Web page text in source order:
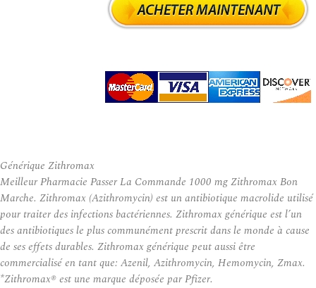
Générique Zithromax
Meilleur Pharmacie Passer La Commande 1000 mg Zithromax Bon
Marche. Zithromax (Azithromycin) est un antibiotique macrolide utilisé
pour traiter des infections bactériennes. Zithromax générique est l’un
des antibiotiques le plus communément prescrit dans le monde à cause
de ses effets durables. Zithromax générique peut aussi être
commercialisé en tant que: Azenil, Azithromycin, Hemomycin, Zmax.
*Zithromax® est une marque déposée par Pfizer.